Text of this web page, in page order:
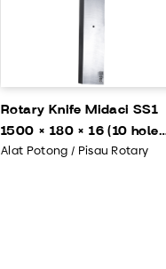
Rotary Knife Midaci SS1
1500 × 180 × 16 (10 hole
140 mm)
Alat Potong / Pisau Rotary